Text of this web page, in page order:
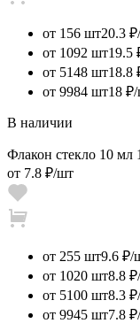
от 156 шт20.3
от 1092 шт19.5
от 5148 шт18.8
от 9984 шт18
В наличии
Флакон стекло 10 мл
от 7.8 ₽/шт
от 255 шт9.6 ₽/
от 1020 шт8.8
от 5100 шт8.3
от 9945 шт7.8